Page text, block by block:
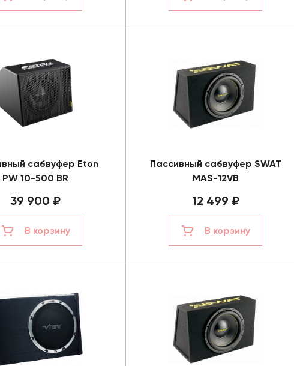
сабвуфер Eton
PW 10-500 BR
39 900 ₽
В корзину
Пассивный сабвуфер SWAT
MAS-12VB
12 499 ₽
В корзину